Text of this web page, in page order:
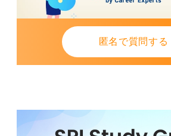
匿名で質問する